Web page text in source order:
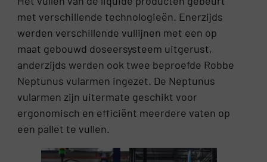
met verschillende technologieën. Enerzijds
werden verschillende vullijnen met een op
maat gebouwd doseersysteem uitgerust,
anderzijds werden ook twee beproefde Robbe
Neptunus vularmen ingezet. De Neptunus
vularmen zijn uitermate geschikt voor
ergonomisch en efficiënt meerdere vaten op
een pallet te vullen.